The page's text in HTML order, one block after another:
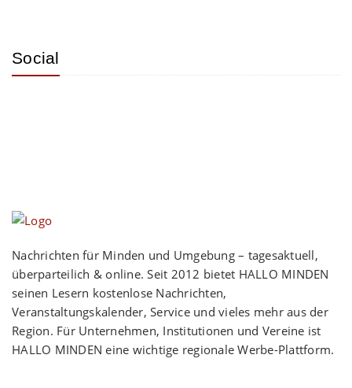
Social
Nachrichten für Minden und Umgebung – tagesaktuell,
überparteilich & online. Seit 2012 bietet HALLO MINDEN
seinen Lesern kostenlose Nachrichten,
Veranstaltungskalender, Service und vieles mehr aus der
Region. Für Unternehmen, Institutionen und Vereine ist
HALLO MINDEN eine wichtige regionale Werbe-Plattform.